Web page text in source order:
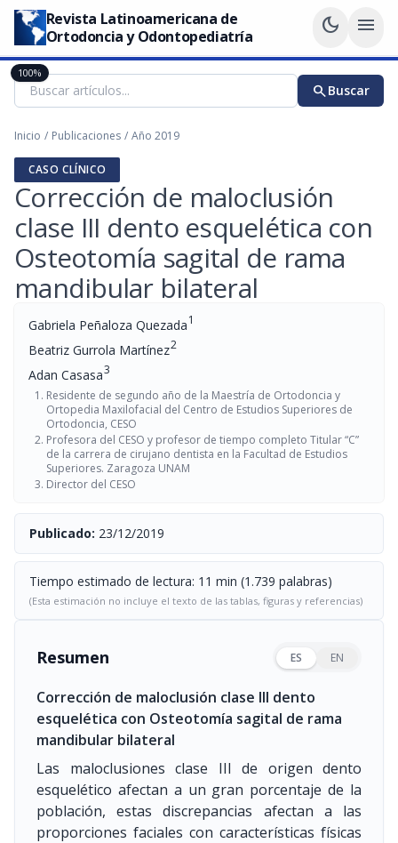
Revista Latinoamericana de
Ortodoncia y Odontopediatría
dark_mode menu
searchBuscar
Inicio / Publicaciones / Año 2019
CASO CLÍNICO
Corrección de maloclusión
clase III dento esquelética con
Osteotomía sagital de rama
mandibular bilateral
Gabriela Peñaloza Quezada1
Beatriz Gurrola Martínez2
Adan Casasa3
Residente de segundo año de la Maestría de Ortodoncia y
Ortopedia Maxilofacial del Centro de Estudios Superiores de
Ortodoncia, CESO
Profesora del CESO y profesor de tiempo completo Titular “C”
de la carrera de cirujano dentista en la Facultad de Estudios
Superiores. Zaragoza UNAM
Director del CESO
Publicado: 23/12/2019
Tiempo estimado de lectura: 11 min (1.739 palabras)
(Esta estimación no incluye el texto de las tablas, figuras y referencias)
Resumen ES EN
Corrección de maloclusión clase III dento
esquelética con Osteotomía sagital de rama
mandibular bilateral
Las maloclusiones clase III de origen dento
esquelético afectan a un gran porcentaje de la
población, estas discrepancias afectan a las
proporciones faciales con características físicas
100%